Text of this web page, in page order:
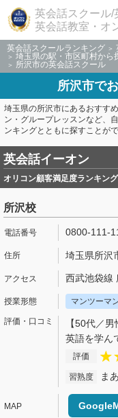
英会話スクール/
英会話教室・オ
英会話スクールランキング
埼玉県の駅・市区町村から
所沢市の英会話スクール
所沢市で
埼玉県の所沢市にあるおすす
ン・グループレッスンなど、
ンキングとともに探すことがで
英会話イーオン
オリコン顧客満足度ランキング
所沢校
0800-111-
埼玉県所沢
西武池袋線
マンツーマ
【50代／
英語を学ん
評価
習熟度 ま